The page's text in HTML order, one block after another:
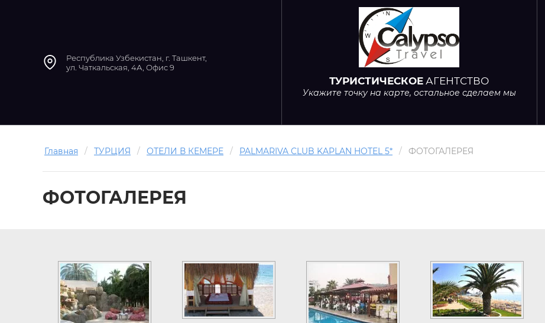
Республика Узбекистан, г. Ташкент,
ул. Чаткальская, 4А, Офис 9
ТУРИСТИЧЕСКОЕ АГЕНТСТВО
Укажите точку на карте, остальное сделаем мы
Главная / ТУРЦИЯ / ОТЕЛИ В КЕМЕРЕ / PALMARIVA CLUB KAPLAN HOTEL 5* / ФОТОГАЛЕРЕЯ
ФОТОГАЛЕРЕЯ